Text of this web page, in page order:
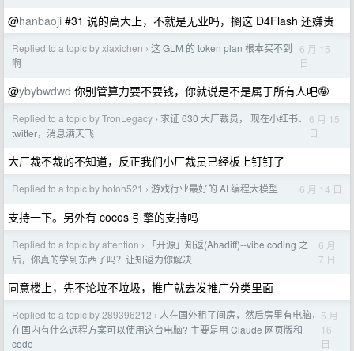
@hanbaoji #31 说的高大上，不就是无业吗，搁这 D4Flash 还嫌贵
Replied to a topic by xiaxichen › 这 GLM 的 token plan 根本买不到
啊
6 月 15
日
@ybybwdwd 你别管算力要不要钱，你就说是不是属于所有人吧🤪
Replied to a topic by TronLegacy › 求证 630 大厂裁员， 现在小红书、
twitter，消息满天飞
6 月 15
日
大厂裁不裁的不知道，反正我们小厂裁员已经板上钉钉了
Replied to a topic by hotoh521 › 游戏行业最好的 AI 编程大模型 6 月 14 日
支持一下。另外有 cocos 引擎的支持吗
Replied to a topic by attention ›
「开源」知返(Ahadiff)--vibe coding 之
后，你真的学到东西了吗？让知返为你解决
6 月
7 日
同意楼上，先不论垃不垃圾，推广就去发推广分类里面
Replied to a topic by 289396212 › 人在国外租了间房，然后房里有电脑，
在国内有什么远程方案可以使用这台电脑? 主要是用 Claude 网页版和
code
5 月
16
日